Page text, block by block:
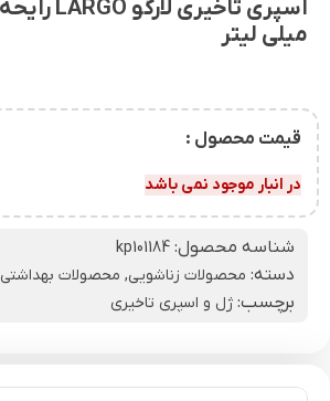
میلی لیتر
قیمت محصول :
در انبار موجود نمی باشد
شناسه محصول: kp101184
دسته: محصولات زناشویی, محصولات بهداشتی
برچسب: ژل و اسپری تاخیری